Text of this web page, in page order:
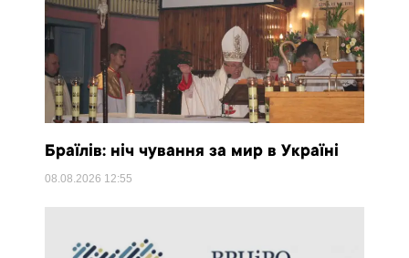
Браїлів: ніч чування за мир в Україні
08.08.2026 12:55